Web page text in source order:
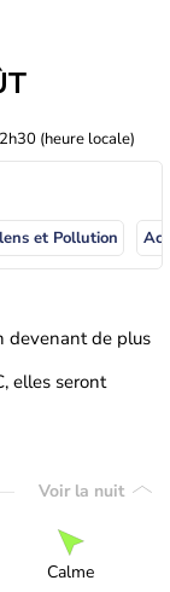
(heure locale)
et Pollution
devenant de plus
elles seront
Voir la nuit
Calme